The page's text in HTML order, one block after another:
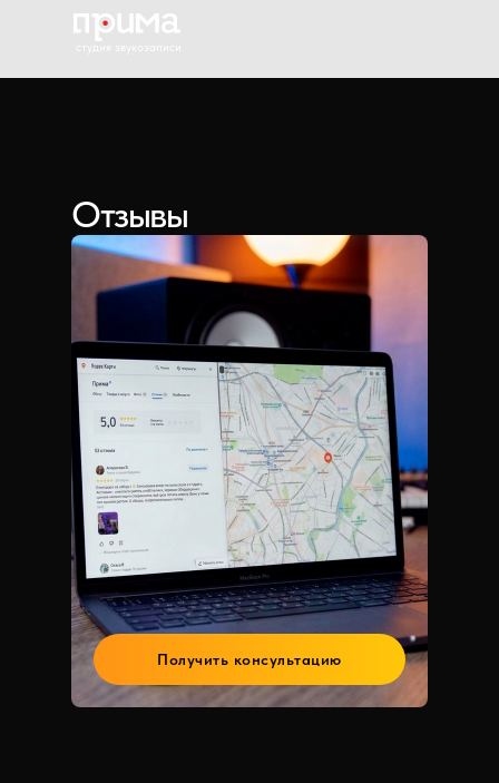
cтудия звукозаписи
Отзывы
Получить консультацию